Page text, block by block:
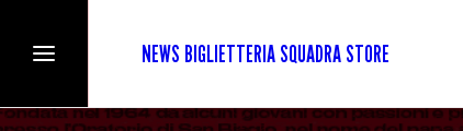
NEWS BIGLIETTERIA SQUADRA STORE